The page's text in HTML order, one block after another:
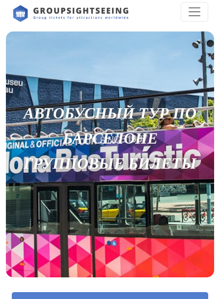
АВТОБУСНЫЙ ТУР ПО
БАРСЕЛОНЕ
ГРУППОВЫЕ БИЛЕТЫ